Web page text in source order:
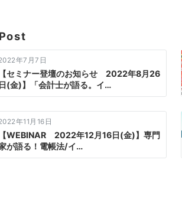
年7月7日
【セミナー登壇のお知らせ 2022年8月26
日(金)】「会計士が語る。イ…
年11月16日
【WEBINAR 2022年12月16日(金)】専門
が語る！電帳法/イ…